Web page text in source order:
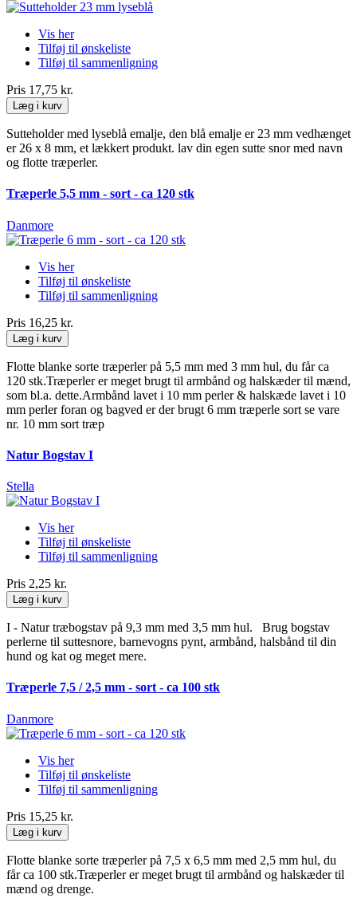
Vis her
Tilføj til ønskeliste
Tilføj til sammenligning
Pris 17,75 kr.
Læg i kurv
Sutteholder med lyseblå emalje, den blå emalje er 23 mm vedhænget
er 26 x 8 mm, et lækkert produkt. lav din egen sutte snor med navn
og flotte træperler.
Træperle 5,5 mm - sort - ca 120 stk
Danmore
Vis her
Tilføj til ønskeliste
Tilføj til sammenligning
Pris 16,25 kr.
Læg i kurv
Flotte blanke sorte træperler på 5,5 mm med 3 mm hul, du får ca
120 stk.Træperler er meget brugt til armbånd og halskæder til mænd,
som bl.a. dette.Armbånd lavet i 10 mm perler & halskæde lavet i 10
mm perler foran og bagved er der brugt 6 mm træperle sort se vare
nr. 10 mm sort træp
Natur Bogstav I
Stella
Vis her
Tilføj til ønskeliste
Tilføj til sammenligning
Pris 2,25 kr.
Læg i kurv
I - Natur træbogstav på 9,3 mm med 3,5 mm hul. Brug bogstav
perlerne til suttesnore, barnevogns pynt, armbånd, halsbånd til din
hund og kat og meget mere.
Træperle 7,5 / 2,5 mm - sort - ca 100 stk
Danmore
Vis her
Tilføj til ønskeliste
Tilføj til sammenligning
Pris 15,25 kr.
Læg i kurv
Flotte blanke sorte træperler på 7,5 x 6,5 mm med 2,5 mm hul, du
får ca 100 stk.Træperler er meget brugt til armbånd og halskæder til
mænd og drenge.